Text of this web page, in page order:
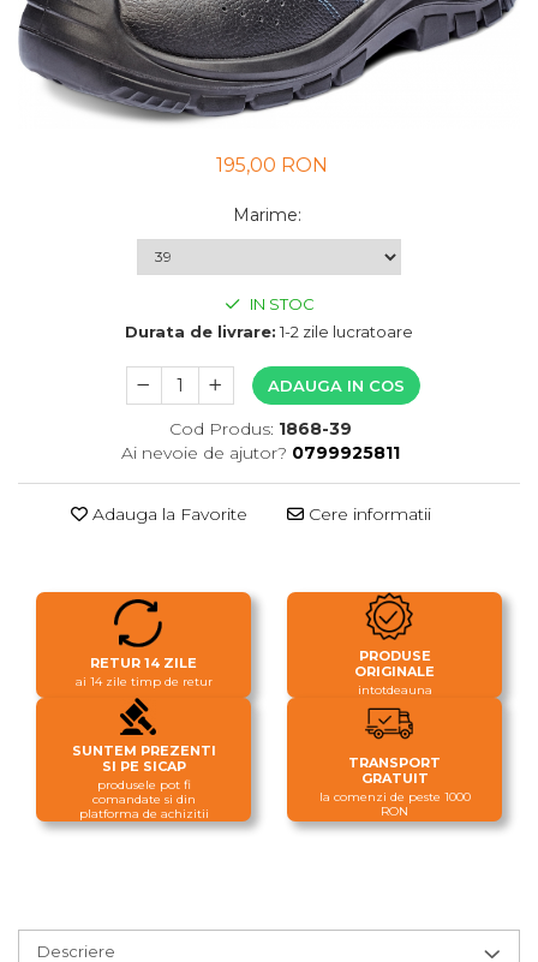
UNICA FOLOSINTA
VESTE
195,00 RON
Marime:
IN STOC
Durata de livrare: 1-2 zile lucratoare
ADAUGA IN COS
Cod Produs: 1868-39
Ai nevoie de ajutor? 0799925811
Adauga la Favorite Cere informatii
RETUR 14 ZILE
ai 14 zile timp de retur
PRODUSE
ORIGINALE
intotdeauna
SUNTEM PREZENTI
SI PE SICAP
produsele pot fi
comandate si din
platforma de achizitii
TRANSPORT
GRATUIT
la comenzi de peste 1000
RON
Descriere